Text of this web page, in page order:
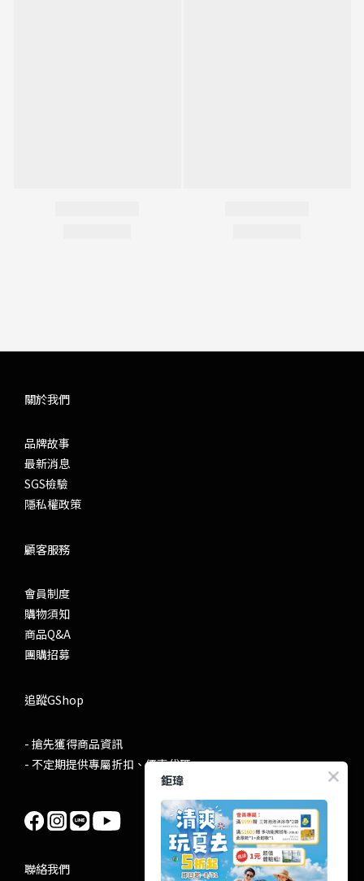
關於我們
品牌故事
最新消息
SGS檢驗
隱私權政策
顧客服務
會員制度
購物須知
商品Q&A
團購招募
追蹤GShop
- 搶先獲得商品資訊
- 不定期提供專屬折扣、優惠代碼
聯絡我們
鉅瑋